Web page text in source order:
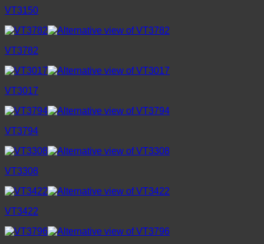
VT3150
VT3782
VT3017
VT3794
VT3308
VT3422